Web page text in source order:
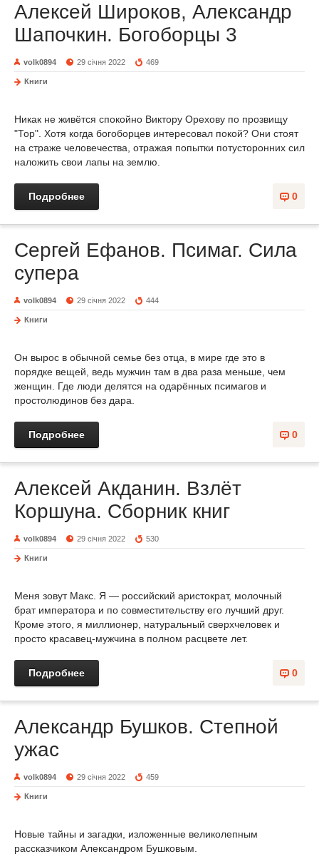
Алексей Широков, Александр
Шапочкин. Богоборцы 3
volk0894 29 січня 2022 469
Книги
Никак не живётся спокойно Виктору Орехову по прозвищу
"Тор". Хотя когда богоборцев интересовал покой? Они стоят
на страже человечества, отражая попытки потусторонних сил
наложить свои лапы на землю.
0
Подробнее
Сергей Ефанов. Псимаг. Сила
супера
volk0894 29 січня 2022 444
Книги
Он вырос в обычной семье без отца, в мире где это в
порядке вещей, ведь мужчин там в два раза меньше, чем
женщин. Где люди делятся на одарённых псимагов и
простолюдинов без дара.
0
Подробнее
Алексей Акданин. Взлёт
Коршуна. Сборник книг
volk0894 29 січня 2022 530
Книги
Меня зовут Макс. Я — российский аристократ, молочный
брат императора и по совместительству его лучший друг.
Кроме этого, я миллионер, натуральный сверхчеловек и
просто красавец-мужчина в полном расцвете лет.
0
Подробнее
Александр Бушков. Степной
ужас
volk0894 29 січня 2022 459
Книги
Новые тайны и загадки, изложенные великолепным
рассказчиком Александром Бушковым.